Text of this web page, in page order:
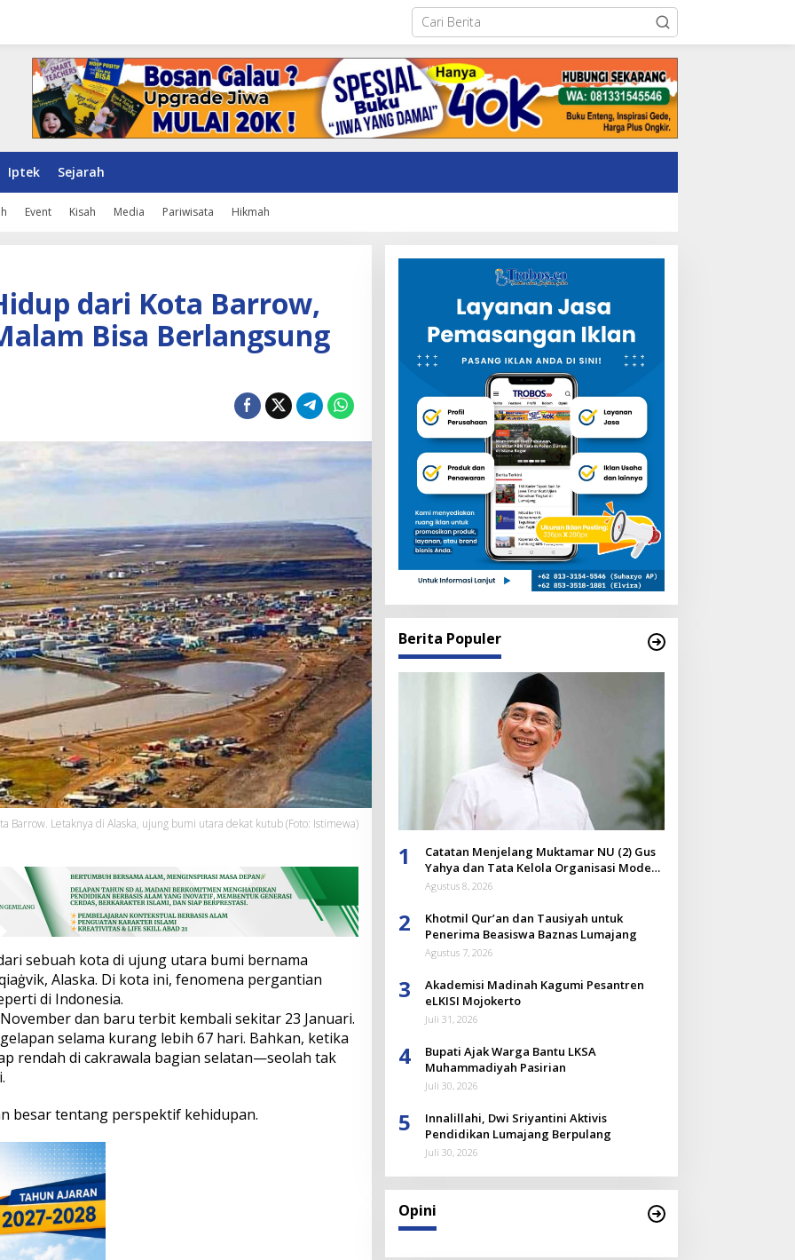
Iptek Sejarah
Event Kisah Media Pariwisata Hikmah
dari Kota Barrow,
Bisa Berlangsung
Barrow. Letaknya di Alaska, ujung bumi utara dekat kutub (Foto: Istimewa)
sebuah kota di ujung utara bumi bernama
Alaska. Di kota ini, fenomena pergantian
di Indonesia.
dan baru terbit kembali sekitar 23 Januari.
selama kurang lebih 67 hari. Bahkan, ketika
rendah di cakrawala bagian selatan—seolah tak
besar tentang perspektif kehidupan.
Berita Populer
1
Catatan Menjelang Muktamar NU (2) Gus
Yahya dan Tata Kelola Organisasi Modern
yang Menyandera Dirinya
Agustus 8, 2026
2
Khotmil Qur’an dan Tausiyah untuk
Penerima Beasiswa Baznas Lumajang
Agustus 7, 2026
3
Akademisi Madinah Kagumi Pesantren
eLKISI Mojokerto
Juli 31, 2026
4
Bupati Ajak Warga Bantu LKSA
Muhammadiyah Pasirian
Juli 30, 2026
5
Innalillahi, Dwi Sriyantini Aktivis
Pendidikan Lumajang Berpulang
Juli 30, 2026
Opini